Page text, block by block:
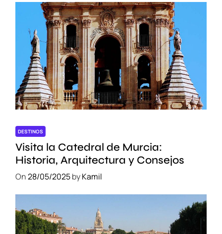
DESTINOS
Visita la Catedral de Murcia:
Historia, Arquitectura y Consejos
On28/05/2025byKamil